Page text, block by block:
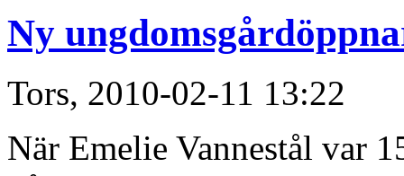
Ny
Tors, 2010-02-11 13:22
När Emelie Vannestål var